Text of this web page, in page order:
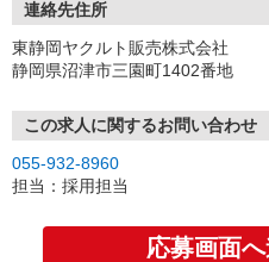
連絡先住所
東静岡ヤクルト販売株式会社
静岡県沼津市三園町1402番地
この求人に関するお問い合わせ
055-932-8960
担当：採用担当
応募画面